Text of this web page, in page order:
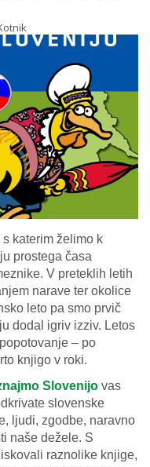
katerim želimo k
prostega časa
V preteklih letih
narave ter okolice
leto pa smo prvič
dodal igriv izziv. Letos
– po
knjigo v roki.
Slovenijo vas
slovenske
ljudi, zgodbe, naravno
naše dežele. S
raznolike knjige,